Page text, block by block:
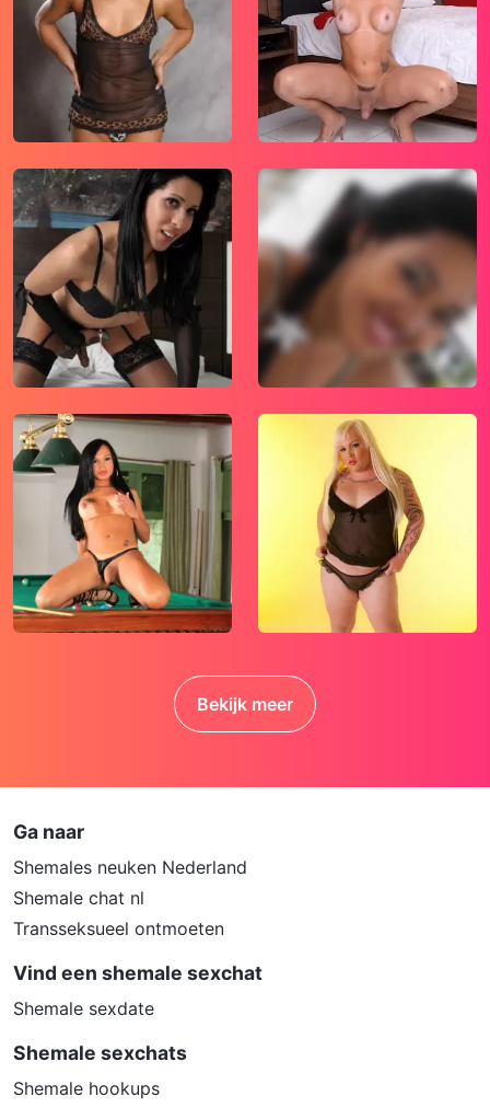
wanneer je de website bezoekt. De gegevens
verkregen uit de cookies, worden gedeeld
met derden die de programmatuur daarvoor
beschikbaar stellen teneinde het voor
mogelijk te maken.
Wees voorzichtig bij het praten met
vreemden via deze website. Je weet immers
nooit of ze goede of verkeerde bedoelingen
hebben. Gebruik dan ook nooit jouw
achternaam, e-mailadres, huis- of werkadres,
telefoonnummer of andere naar jou
herleidbare gegevens op deze website.
Zet iemand jou onder druk op deze website,
gegevens te verstrekken? Stop dan meteen
met het communiceren met deze persoon.
Let er ook op dat mensen in staat zijn op een
listige manier dergelijke gegevens van je te
verkrijgen. Communiceer daarom altijd
oplettend en voorzichtig via deze website.
Voorkom dat jouw minderjarige kinderen met
erotische of anderszins voor minderjarigen
komen. Daarvoor enkele tips:
Installeer programma’s voor ouderlijk
zodanig dat toegang tot specifieke
geblokkeerd. Vaak blokkeren deze
programma’s standaard al een groot
aantal websites waarvan algemeen
verondersteld wordt dat deze ongeschikt
zijn voor minderjarigen. Door middel van
updates kunnen daar steeds nieuwe
websites aan worden toegevoegd.
Bekijk meer
Ga naar
Shemales neuken Nederland
Shemale chat nl
Transseksueel ontmoeten
Vind een shemale sexchat
Shemale sexdate
Shemale sexchats
Shemale hookups